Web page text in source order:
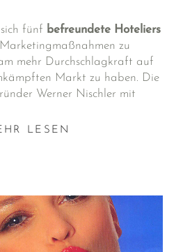
fünf befreundete Hoteliers
zu
mehr Durchschlagkraft auf
Markt zu haben. Die
Werner Nischler mit
Werbung für sein Haus zu
LESEN